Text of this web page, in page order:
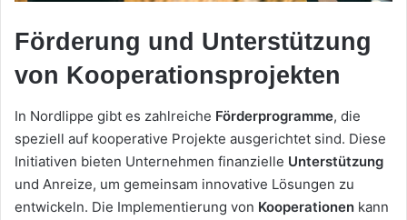
Förderung und Unterstützung
von Kooperationsprojekten
In Nordlippe gibt es zahlreiche Förderprogramme, die
speziell auf kooperative Projekte ausgerichtet sind. Diese
Initiativen bieten Unternehmen finanzielle Unterstützung
und Anreize, um gemeinsam innovative Lösungen zu
entwickeln. Die Implementierung von Kooperationen kann